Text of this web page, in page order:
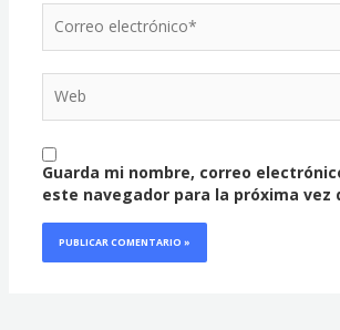
electrónico*
Guarda mi nombre, correo
este navegador para la próxima vez